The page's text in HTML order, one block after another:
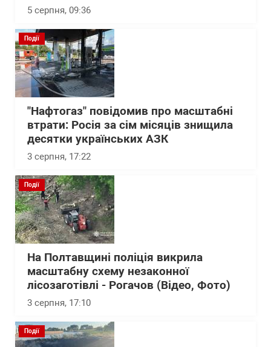
5 серпня, 09:36
Події
"Нафтогаз" повідомив про масштабні
втрати: Росія за сім місяців знищила
десятки українських АЗК
3 серпня, 17:22
Події
На Полтавщині поліція викрила
масштабну схему незаконної
лісозаготівлі - Рогачов (Відео, Фото)
3 серпня, 17:10
Події